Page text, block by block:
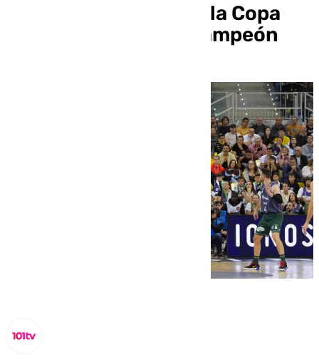
Así ha sido la final de la Copa
del Rey: el Unicaja, campeón